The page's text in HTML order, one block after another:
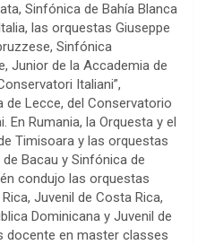
Sinfónica de Bahía Blanca
las orquestas Giuseppe
Sinfónica
Junior de la Accademia de
Italiani”,
de Lecce, del Conservatorio
En Rumania, la Orquesta y el
Timisoara y las orquestas
Bacau y Sinfónica de
condujo las orquestas
Juvenil de Costa Rica,
Dominicana y Juvenil de
docente en master classes